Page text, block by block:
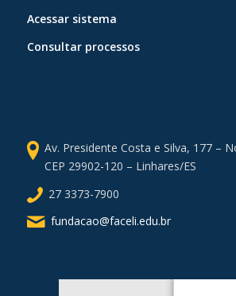
Acessar sistema
Consultar processos
Av. Presidente Costa e Silva, 177 –
CEP 29902-120 – Linhares/ES
27 3373-7900
fundacao@faceli.edu.br